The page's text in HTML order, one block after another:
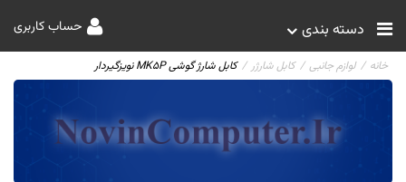
حساب کاربری دسته بندی
خانه لوازم جانبی کابل شارژر کابل شارژ گوشی MK5P نویزگیردار